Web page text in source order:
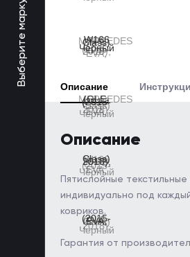
Выберите марку авто Описание
Описание
Пятислойные
индивидуально под
ковриков.
Гарантия от